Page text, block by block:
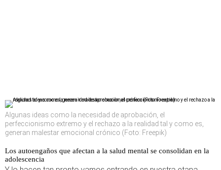
Algunas ideas como la necesidad de aprobación, el
perfeccionismo extremo y el rechazo a la realidad tal y como es,
generan malestar emocional crónico (Foto: Freepik)
Los autoengaños que afectan a la salud mental se consolidan en la
adolescencia